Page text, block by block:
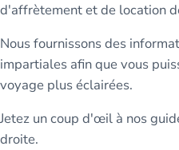
d'affrètement et de location
Nous fournissons des
impartiales afin que vous
voyage plus éclairées.
Jetez un coup d'œil à nos
droite.